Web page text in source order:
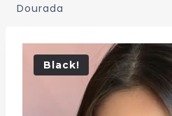
Dourada
Black!